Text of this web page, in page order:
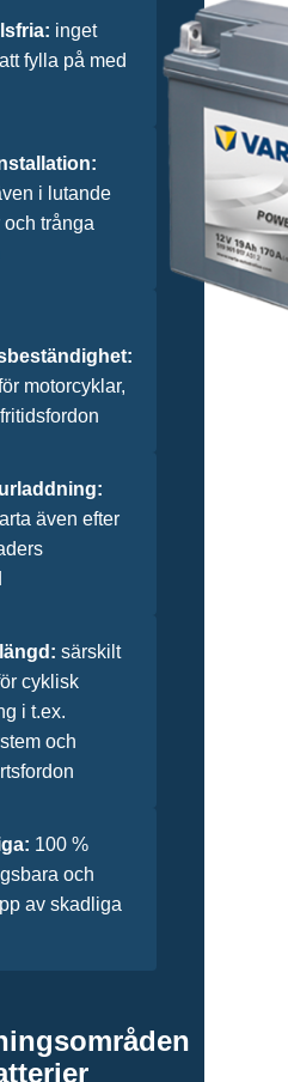
inget
fylla på med
i lutande
trånga
motorcyklar,
även efter
särskilt
cyklisk
i t.ex.
och
100 %
och
av skadliga